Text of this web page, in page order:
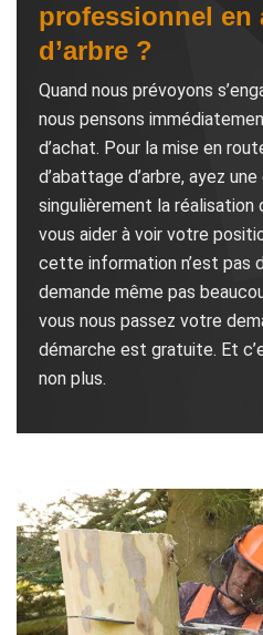
professionnel en
d’arbre ?
Quand nous prévoyons
nous pensons
d’achat. Pour la mise en
d’abattage d’arbre, ayez
singulièrement la réalisation
vous aider à voir votre
cette information n’est pas
demande même pas
vous nous passez votre
démarche est gratuite. Et
non plus.